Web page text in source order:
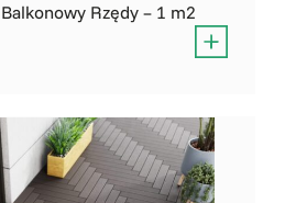
Rzędy – 1 m2